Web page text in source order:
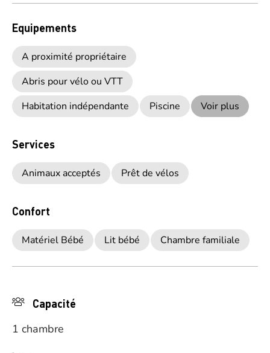
Equipements
A proximité propriétaire
Abris pour vélo ou VTT
Habitation indépendante
Piscine Voir plus
Services
Animaux acceptés Prêt de vélos
Confort
Matériel Bébé Lit bébé Chambre familiale
Capacité
1 chambre